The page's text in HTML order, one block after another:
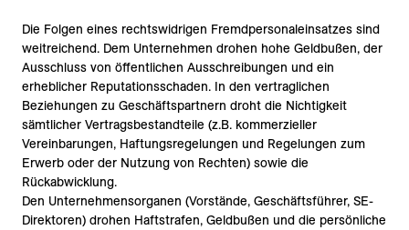
Die Folgen eines rechtswidrigen Fremdpersonaleinsatzes sind
weitreichend. Dem Unternehmen drohen hohe Geldbußen, der
Ausschluss von öffentlichen Ausschreibungen und ein
erheblicher Reputationsschaden. In den vertraglichen
Beziehungen zu Geschäftspartnern droht die Nichtigkeit
sämtlicher Vertragsbestandteile (z.B. kommerzieller
Vereinbarungen, Haftungsregelungen und Regelungen zum
Erwerb oder der Nutzung von Rechten) sowie die
Rückabwicklung.
Den Unternehmensorganen (Vorstände, Geschäftsführer, SE-
Direktoren) drohen Haftstrafen, Geldbußen und die persönliche